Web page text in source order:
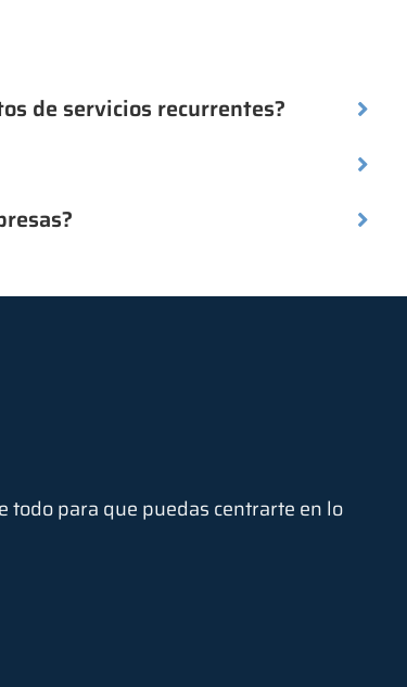
de servicios recurrentes?
para que puedas centrarte en lo